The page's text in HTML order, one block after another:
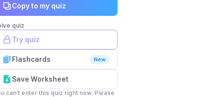
Copy to my quiz
quiz
Try quiz
Flashcards New
Save Worksheet
can't enter this quiz right now. Please